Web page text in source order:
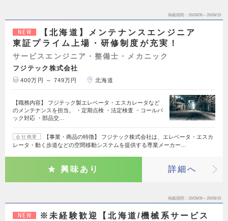
掲載期間 26/08/06～26/08/19
NEW
【北海道】メンテナンスエンジニア
東証プライム上場・研修制度が充実！
サービスエンジニア・整備士・メカニック
フジテック株式会社
400万円 ～ 749万円 北海道
【職務内容】 フジテック製エレベータ・エスカレータなど
のメンテナンスを担当。 ・定期点検 ・法定検査 ・コールバ
ック対応 ・部品交…
会社概要
【事業・商品の特徴】 フジテック株式会社は、エレベータ・エスカ
レータ・動く歩道などの空間移動システムを提供する専業メーカー…
興味あり 詳細へ
掲載期間 26/08/06～26/08/19
NEW
※未経験歓迎【北海道/機械系サービス